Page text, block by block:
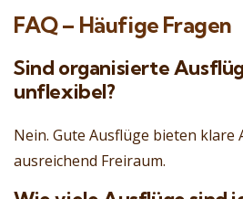
FAQ – Häufige Fragen
Sind organisierte
unflexibel?
Nein. Gute Ausflüge bieten klare
ausreichend Freiraum.